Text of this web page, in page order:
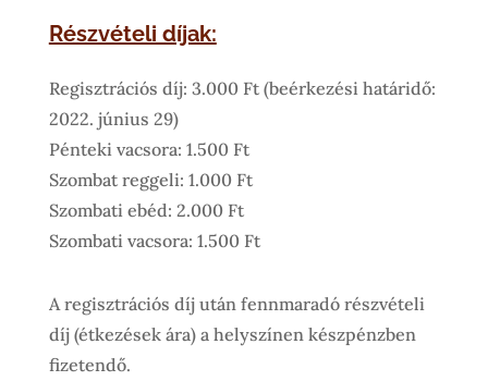
Részvételi díjak:
Regisztrációs díj: 3.000 Ft (beérkezési határidő:
2022. június 29)
Pénteki vacsora: 1.500 Ft
Szombat reggeli: 1.000 Ft
Szombati ebéd: 2.000 Ft
Szombati vacsora: 1.500 Ft
A regisztrációs díj után fennmaradó részvételi
díj (étkezések ára) a helyszínen készpénzben
fizetendő.